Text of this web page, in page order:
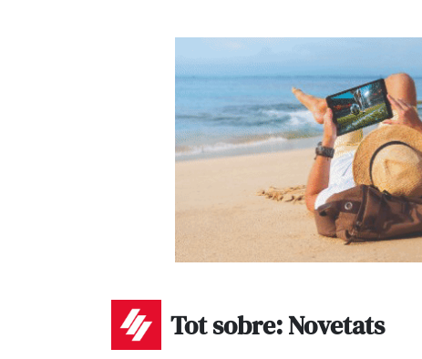
Tot sobre: Novetats